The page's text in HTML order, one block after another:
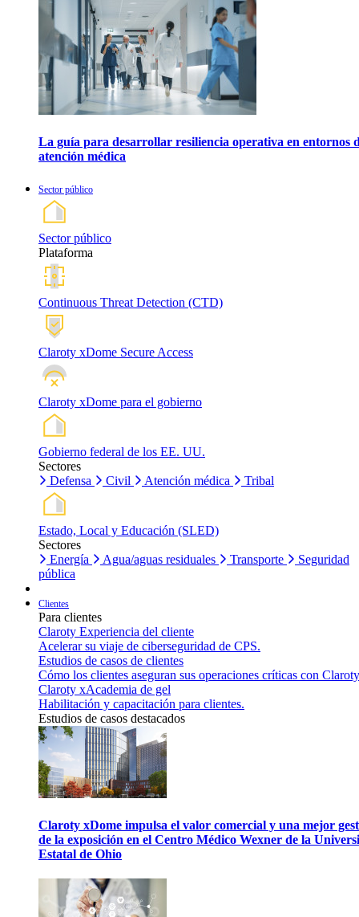
La guía para desarrollar resiliencia operativa en entornos
atención médica
Sector público
Sector público
Plataforma
Continuous Threat Detection (CTD)
Claroty xDome Secure Access
Claroty xDome para el gobierno
Gobierno federal de los EE. UU.
Sectores
Defensa
Civil Atención médica Tribal
Estado, Local y Educación (SLED)
Sectores
Energía
Agua/aguas residuales Transporte
Seguridad
pública
Clientes
Para clientes
Claroty Experiencia del cliente
Acelerar su viaje de ciberseguridad de CPS.
Estudios de casos de clientes
Cómo los clientes aseguran sus operaciones críticas con
Claroty xAcademia de gel
Habilitación y capacitación para clientes.
Estudios de casos destacados
Claroty xDome impulsa el valor comercial y una mejor
de la exposición en el Centro Médico Wexner de la
Estatal de Ohio